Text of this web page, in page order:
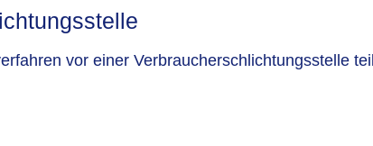
vor einer Verbraucherschlichtungsstelle